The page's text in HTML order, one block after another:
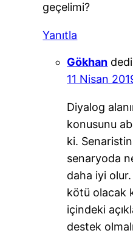
geçelimi?
Yanıtla
Gökhan
11 Nisan
Diyalog
konusunu
ki.
senaryoda
daha iyi olur.
kötü olacak
içindeki
destek